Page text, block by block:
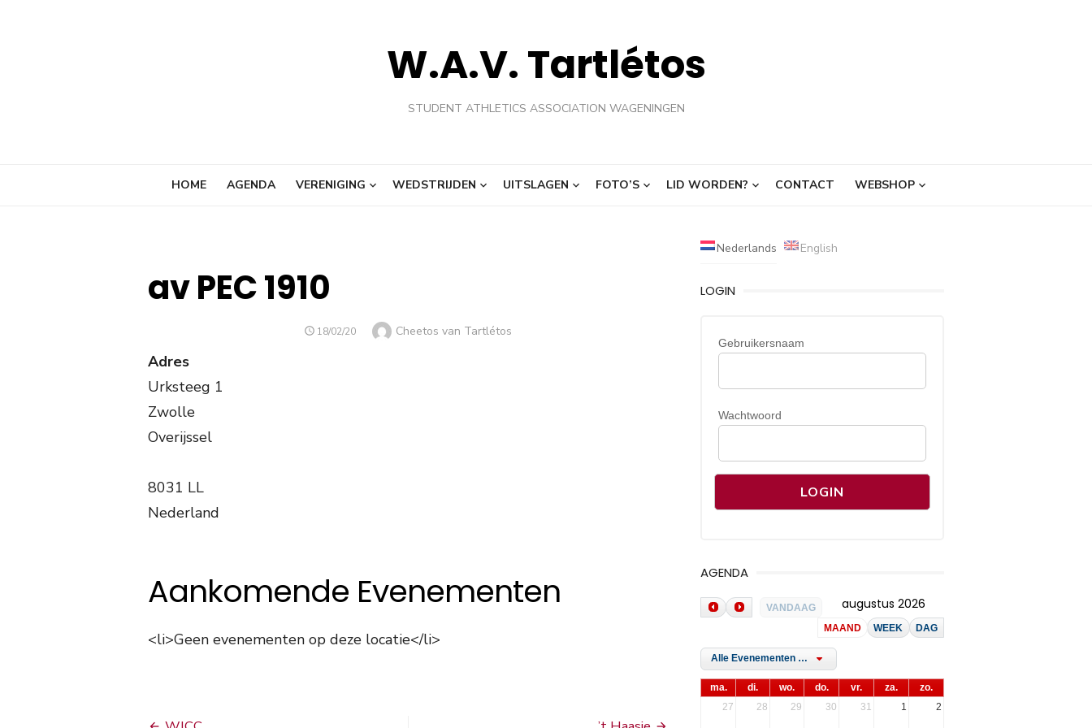
W.A.V. Tartlétos
STUDENT ATHLETICS ASSOCIATION WAGENINGEN
HOME AGENDA VERENIGING WEDSTRIJDEN UITSLAGEN FOTO’S LID WORDEN? CONTACT WEBSHOP
av PEC 1910
GEPLAATST
18/02/20 Auteur
Cheetos van Tartlétos
Adres
Urksteeg 1
Zwolle
Overijssel
8031 LL
Nederland
Aankomende Evenementen
<li>Geen evenementen op deze locatie</li>
Nederlands English
LOGIN
Gebruikersnaam
Wachtwoord
AGENDA
VANDAAG
MAAND
WEEK DAG
augustus 2026
Alle Evenementen Tags
ma. di. wo. do. vr. za.
zo.
27
28 29 30 31 1 2